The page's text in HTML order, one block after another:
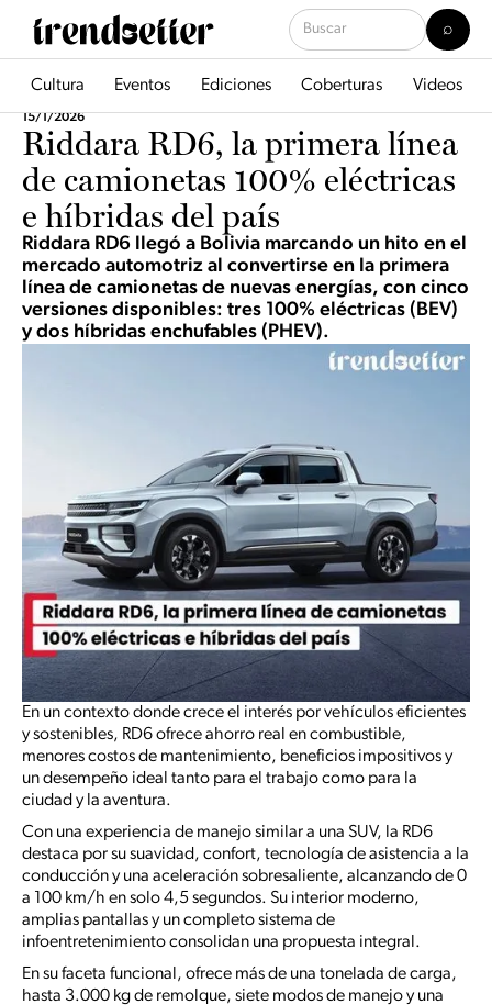
Cultura Eventos Ediciones Coberturas Videos
15/1/2026
Riddara RD6, la primera línea
de camionetas 100% eléctricas
e híbridas del país
Riddara RD6 llegó a Bolivia marcando un hito en el
mercado automotriz al convertirse en la primera
línea de camionetas de nuevas energías, con cinco
versiones disponibles: tres 100% eléctricas (BEV)
y dos híbridas enchufables (PHEV).
En un contexto donde crece el interés por vehículos eficientes
y sostenibles, RD6 ofrece ahorro real en combustible,
menores costos de mantenimiento, beneficios impositivos y
un desempeño ideal tanto para el trabajo como para la
ciudad y la aventura.
Con una experiencia de manejo similar a una SUV, la RD6
destaca por su suavidad, confort, tecnología de asistencia a la
conducción y una aceleración sobresaliente, alcanzando de 0
a 100 km/h en solo 4,5 segundos. Su interior moderno,
amplias pantallas y un completo sistema de
infoentretenimiento consolidan una propuesta integral.
En su faceta funcional, ofrece más de una tonelada de carga,
hasta 3.000 kg de remolque, siete modos de manejo y una